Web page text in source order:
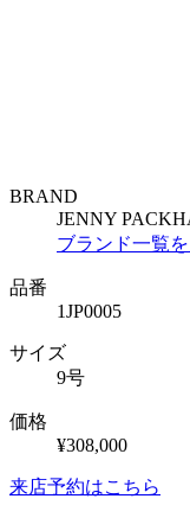
BRAND
JENNY
ブランド一覧
品番
1JP0005
サイズ
9号
価格
¥308,000
来店予約はこちら